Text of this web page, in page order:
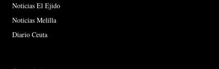
Noticias El Ejido
Noticias Melilla
Diario Ceuta